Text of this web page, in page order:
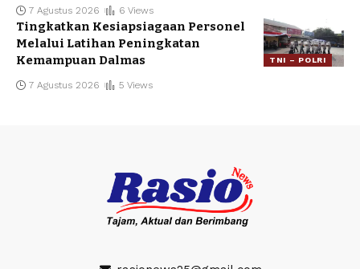
7 Agustus 2026 6 Views
TNI – POLRI
Tingkatkan Kesiapsiagaan Personel
Melalui Latihan Peningkatan
Kemampuan Dalmas
7 Agustus 2026 5 Views